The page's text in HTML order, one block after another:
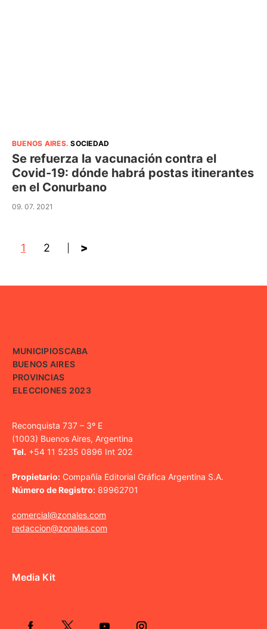
BUENOS AIRES.SOCIEDAD
Se refuerza la vacunación contra el
Covid-19: dónde habrá postas itinerantes
en el Conurbano
09. 07. 2021
1 2 >
MUNICIPIOSCABA
BUENOS AIRES
PROVINCIAS
ELECCIONES 2023
Reconquista 737 – 3º E
(1003) Buenos Aires, Argentina
Tel. +54 11 5235 0896 Int 202
Propietario: Compañía Editorial Gráfica Argentina S.A.
Número de Registro: 89962701
comercial@zonales.com
redaccion@zonales.com
Media Kit